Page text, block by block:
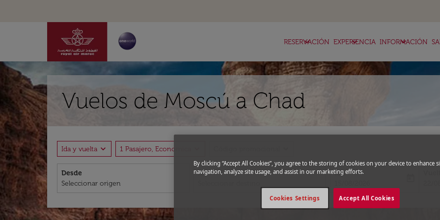
RESERVACIÓN
keyboard_arrow_down EXPERIENCIA
keyboard_arrow_down INFORMACIÓN
keyboard_arrow_down
Vuelos de Moscú a Chad
Ida y vuelta expand_more 1 Pasajero, Economica
Desde A
Ida
fc-
By clicking “Accept All Cookies”, you agree to the storing of cookies on your device to enhance
navigation, analyze site usage, and assist in our marketing efforts.
Accept All Cookies
Cookies Settings